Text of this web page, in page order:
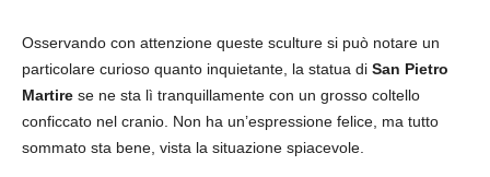
Osservando con attenzione queste sculture si può notare un
particolare curioso quanto inquietante, la statua di San Pietro
Martire se ne sta lì tranquillamente con un grosso coltello
conficcato nel cranio. Non ha un’espressione felice, ma tutto
sommato sta bene, vista la situazione spiacevole.